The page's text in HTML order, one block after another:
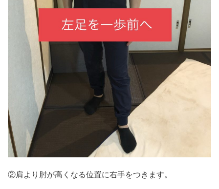
②肩より肘が高くなる位置に右手をつきます。